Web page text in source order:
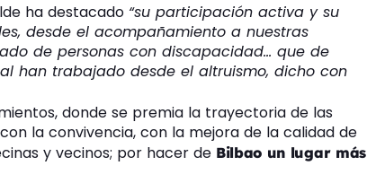
ha destacado “su participación activa y su
desde el acompañamiento a nuestras
de personas con discapacidad… que de
han trabajado desde el altruismo, dicho con
donde se premia la trayectoria de las
la convivencia, con la mejora de la calidad de
y vecinos; por hacer de Bilbao un lugar más